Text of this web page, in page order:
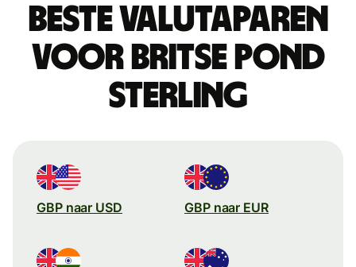
Beste valutaparen
voor Britse pond
sterling
GBP naar USD GBP naar EUR